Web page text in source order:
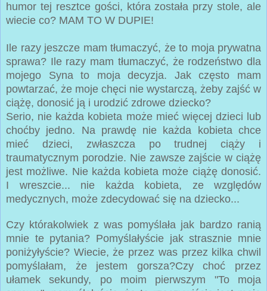
humor tej resztce gości, która została przy stole, ale
wiecie co? MAM TO W DUPIE!
Ile razy jeszcze mam tłumaczyć, że to moja prywatna
sprawa? Ile razy mam tłumaczyć, że rodzeństwo dla
mojego Syna to moja decyzja. Jak często mam
powtarzać, że moje chęci nie wystarczą, żeby zajść w
ciążę, donosić ją i urodzić zdrowe dziecko?
Serio, nie każda kobieta może mieć więcej dzieci lub
choćby jedno. Na prawdę nie każda kobieta chce
mieć dzieci, zwłaszcza po trudnej ciąży i
traumatycznym porodzie. Nie zawsze zajście w ciążę
jest możliwe. Nie każda kobieta może ciążę donosić.
I wreszcie... nie każda kobieta, ze względów
medycznych, może zdecydować się na dziecko...
Czy którakolwiek z was pomyślała jak bardzo ranią
mnie te pytania? Pomyślałyście jak strasznie mnie
poniżyłyście? Wiecie, że przez was przez kilka chwil
pomyślałam, że jestem gorsza?Czy choć przez
ułamek sekundy, po moim pierwszym "To moja